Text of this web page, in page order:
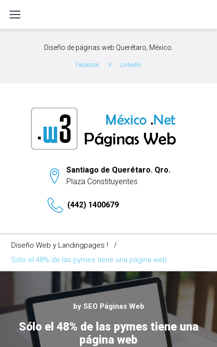
i
Diseño de páginas web Querétaro, México.
Facebook X LinkedIn
Santiago de Querétaro. Qro.
Plaza Constituyentes
(442) 1400679
Diseño Web y Landingpages !
/
Sólo el 48% de las pymes tiene una página web
by SEO Páginas Web
Sólo el 48% de las pymes tiene una
página web